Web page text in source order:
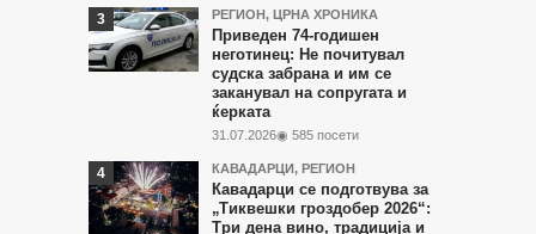
РЕГИОН, ЦРНА ХРОНИКА
Приведен 74-годишен
неготинец: Не почитувал
судска забрана и им се
заканувал на сопругата и
ќерката
31.07.2026◉ 585 посети
КАВАДАРЦИ, РЕГИОН
Кавадарци се подготвува за
„Тиквешки гроздобер 2026“:
Три дена вино, традиција и